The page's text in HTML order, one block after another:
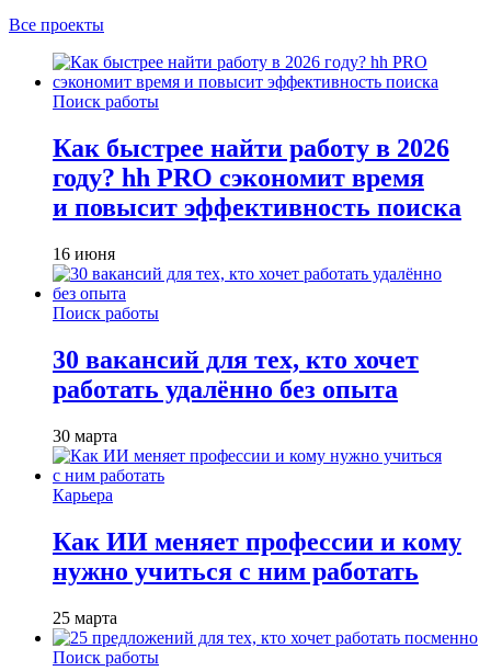
Все проекты
Поиск работы
Как быстрее найти работу в 2026
году? hh PRO сэкономит время
и повысит эффективность поиска
16 июня
Поиск работы
30 вакансий для тех, кто хочет
работать удалённо без опыта
30 марта
Карьера
Как ИИ меняет профессии и кому
нужно учиться с ним работать
25 марта
Поиск работы